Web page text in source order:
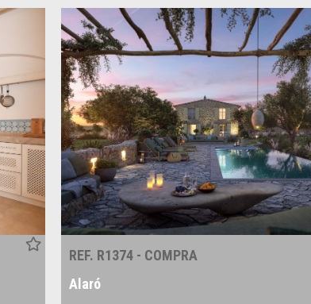
REF. R1374 - COMPRA
Alaró